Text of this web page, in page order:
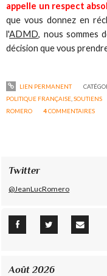
appelle un respect
que vous donnez en
l'ADMD, nous sommes
décision que vous
LIEN PERMANENT
POLITIQUE FRANÇAISE ,SOUTIENS
ROMERO
4COMMENTAIRES
Twitter
@JeanLucRomero
Août 2026